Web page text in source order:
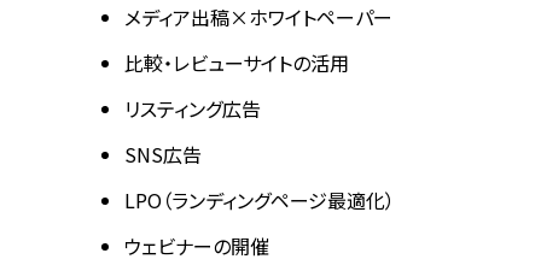
メディア出稿×ホワイトペーパー
比較・レビューサイトの活用
リスティング広告
SNS広告
LPO（ランディングページ最適化）
ウェビナーの開催